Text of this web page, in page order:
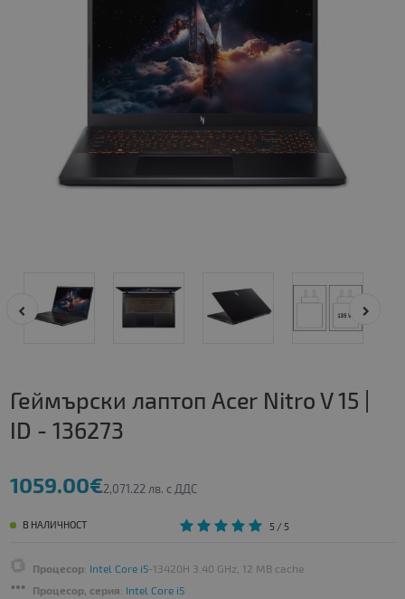
Геймърски лаптоп Acer Nitro V 15 |
ID - 136273
1059.00€2,071.22 лв. с ДДС
В НАЛИЧНОСТ 5/ 5
Процесор: Intel Core i5-13420H 3.40 GHz, 12 MB cache
Процесор, серия: Intel Core i5